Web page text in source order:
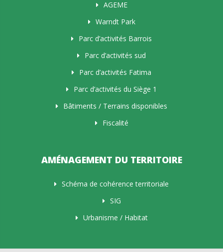
AGEME
Warndt Park
Parc d’activités Barrois
Parc d’activités sud
Parc d’activités Fatima
Parc d’activités du Siège 1
Bâtiments / Terrains disponibles
Fiscalité
AMÉNAGEMENT DU TERRITOIRE
Schéma de cohérence territoriale
SIG
Urbanisme / Habitat